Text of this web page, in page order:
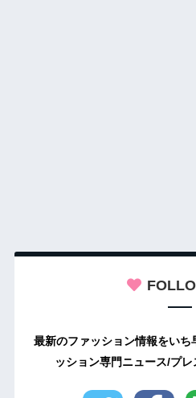
最新のファッション情報をいち
ッション専門ニュース/プ